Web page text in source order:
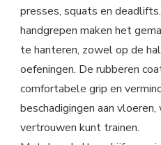
presses, squats en
handgrepen maken het
te hanteren, zowel op de
oefeningen. De rubberen
comfortabele grip en
beschadigingen aan
vertrouwen kunt trainen.